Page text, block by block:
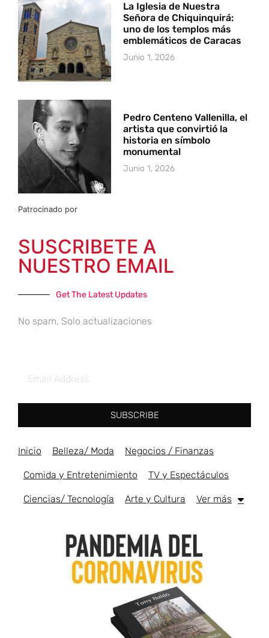
La Iglesia de Nuestra
Señora de Chiquinquirá:
uno de los templos más
emblemáticos de Caracas
Junio 1, 2026
Pedro Centeno Vallenilla, el
artista que convirtió la
historia en símbolo
monumental
Junio 1, 2026
Patrocinado por
SUSCRIBETE A
NUESTRO EMAIL
Get The Latest Updates
No spam, Solo actualizaciones
SUBSCRIBE
Inicio Belleza/ Moda Negocios / Finanzas
Comida y Entretenimiento TV y Espectáculos
Ciencias/ Tecnología Arte y Cultura Ver más